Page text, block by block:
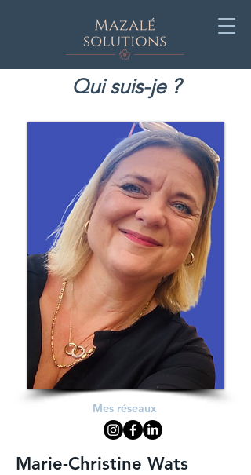
Qui suis-je ?
Mes réseaux
Marie-Christine Wats